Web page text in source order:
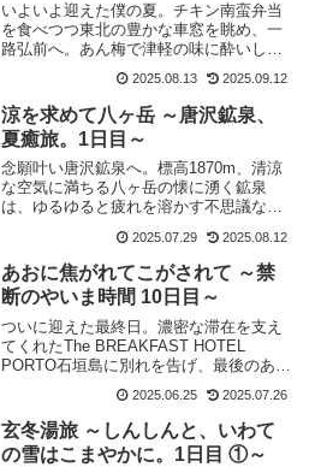
いよいよ迎えた僕の夏。チキン南蛮弁当
を食べつつ東北の豊かな車窓を眺め、一
路弘前へ。あん梅で津軽の味に酔いし
れ、ねぷた出陣へと向け気分が昂ってゆ
2025.08.13 2025.09.12
涼を求めて八ヶ岳 ～唐沢鉱泉、
夏癒旅。1日目～
念願叶い唐沢鉱泉へ。標高1870m、清涼
な空気に満ちる八ヶ岳の懐に湧く鉱泉
は、ゆるゆると疲れを溶かす不思議な浴
い月の出に年甲斐もなく感動するのでし
た。
2025.07.29 2025.08.12
あおに焦がれてこがされて ～禁
断のやいま時間 10日目～
ついに迎えた最終日。濃密な滞在を支え
てくれたThe BREAKFAST HOTEL
PORTO石垣島に別れを告げ、最後のあお
に、今年は暮らすような旅でした。
2025.06.25 2025.07.26
玄冬湯旅 ～しんしんと、いわて
の雪はこまやかに。1日目 ①～